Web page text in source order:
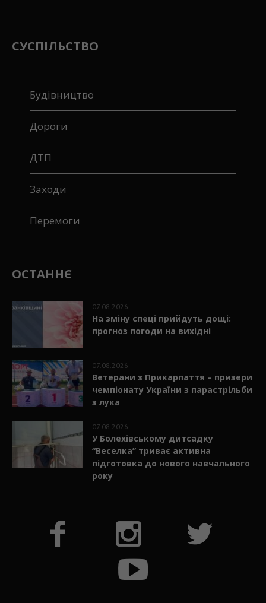
СУСПІЛЬСТВО
Будівництво
Дороги
ДТП
Заходи
Перемоги
ОСТАННЄ
07.08.2026
На зміну спеці прийдуть дощі:
прогноз погоди на вихідні
07.08.2026
Ветерани з Прикарпаття – призери
чемпіонату України з парастрільби
з лука
07.08.2026
У Болехівському дитсадку
“Веселка” триває активна
підготовка до нового навчального
року